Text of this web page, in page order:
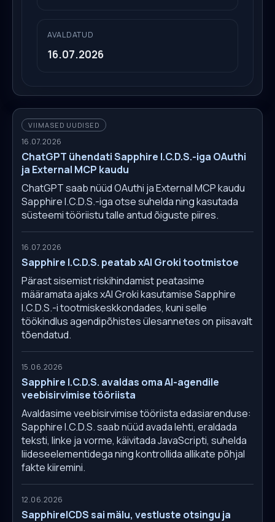
AVALDATUD
16.07.2026
VIIMASED UUDISED
16.07.2026
ChatGPT ühendati Sapphire I.C.D.S.-iga OAuthi
ja External MCP kaudu
ChatGPT saab nüüd OAuthi ja External MCP kaudu
Sapphire I.C.D.S.-iga otse suhelda ning kasutada
süsteemi tööriistu talle antud õiguste piires.
16.07.2026
Sapphire I.C.D.S. peatab xAI Groki tootmistoe
Pärast sisemist riskihindamist peatasime
määramata ajaks xAI Groki kasutamise Sapphire
I.C.D.S.-i tootmiskeskkondades, kuni selle
töökindlus agendipõhistes ülesannetes on piisavalt
tõendatud.
15.06.2026
Sapphire I.C.D.S. avaldas oma AI-agendile
veebisirvimise tööriista
Avaldasime veebisirvimise tööriista edasiarenduse:
Sapphire I.C.D.S. saab nüüd avada lehti, eraldada
teksti, linke ja vorme, käivitada JavaScripti, suhelda
liideseelementidega ning kontrollida allikate põhjal
fakte kiiremini.
12.06.2026
SapphireICDS sai mälu, vestluste otsingu ja